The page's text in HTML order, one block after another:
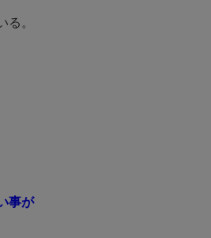
る。
事が